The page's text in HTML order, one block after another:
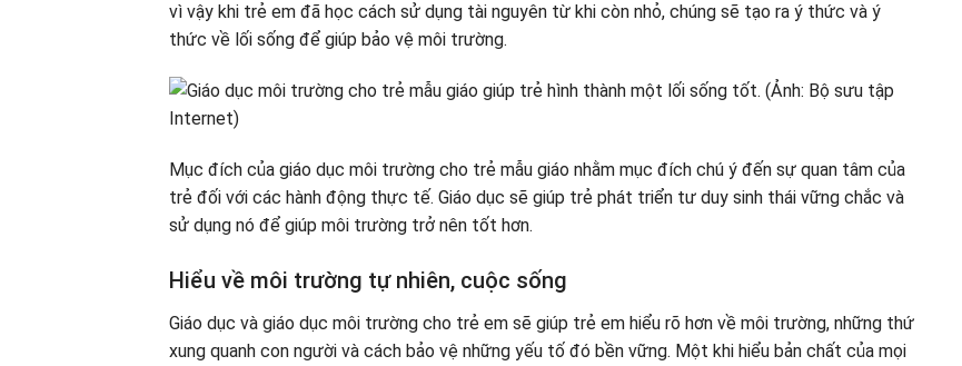
vì vậy khi trẻ em đã học cách sử dụng tài nguyên từ khi còn nhỏ, chúng sẽ tạo ra ý thức và ý
thức về lối sống để giúp bảo vệ môi trường.
Mục đích của giáo dục môi trường cho trẻ mẫu giáo nhằm mục đích chú ý đến sự quan tâm của
trẻ đối với các hành động thực tế. Giáo dục sẽ giúp trẻ phát triển tư duy sinh thái vững chắc và
sử dụng nó để giúp môi trường trở nên tốt hơn.
Hiểu về môi trường tự nhiên, cuộc sống
Giáo dục và giáo dục môi trường cho trẻ em sẽ giúp trẻ em hiểu rõ hơn về môi trường, những thứ
xung quanh con người và cách bảo vệ những yếu tố đó bền vững. Một khi hiểu bản chất của mọi